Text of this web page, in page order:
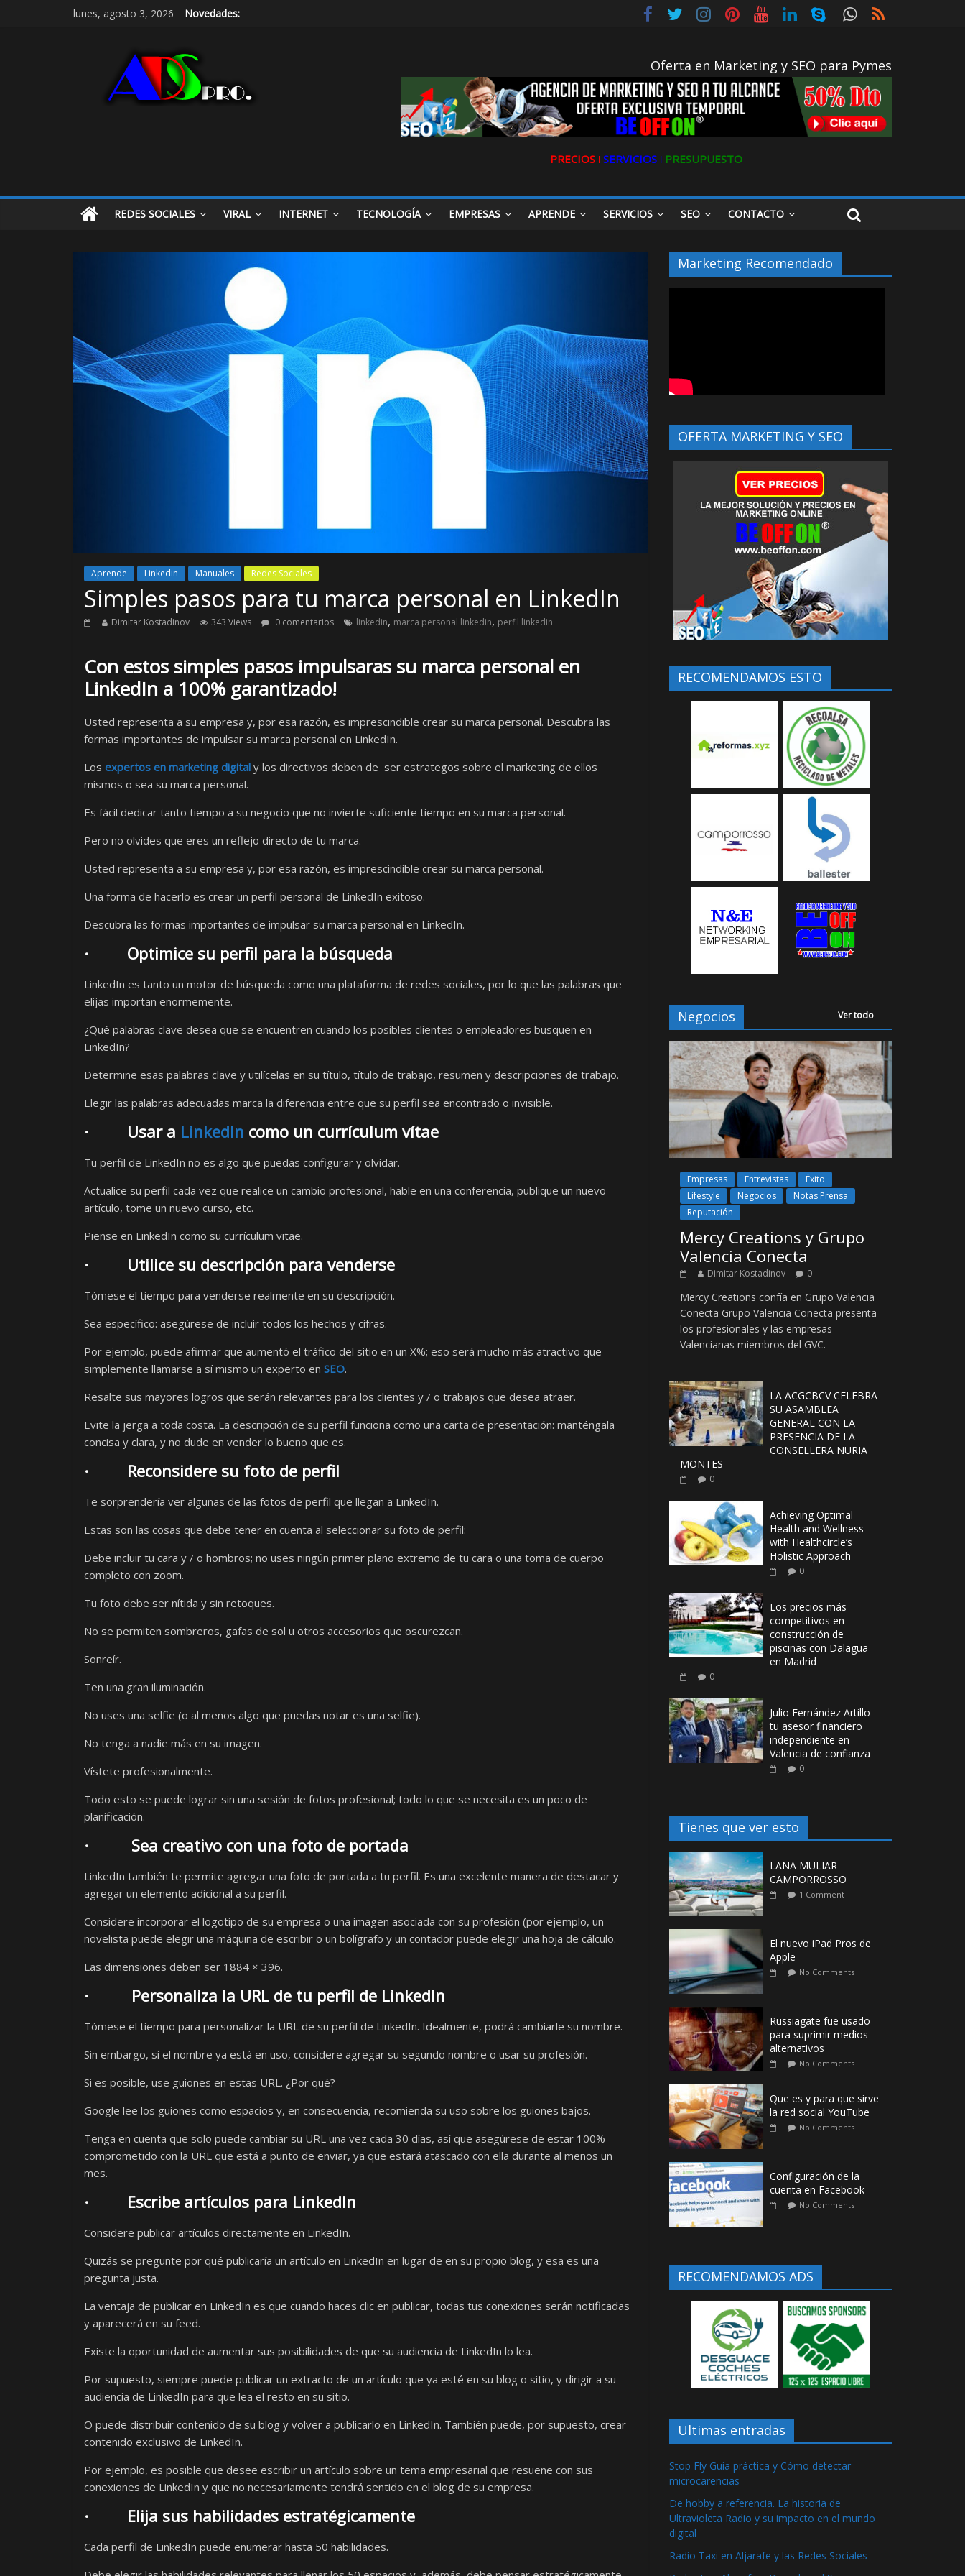
lunes, agosto 3, 2026 Novedades:
Oferta en Marketing y SEO para Pymes
PRECIOS ǀ SERVICIOS ǀ PRESUPUESTO
REDES SOCIALES VIRAL INTERNET TECNOLOGÍA EMPRESAS APRENDE SERVICIOS SEO CONTACTO
Aprende Linkedin Manuales Redes Sociales
Simples pasos para tu marca personal en LinkedIn
Dimitar Kostadinov 343 Views 0 comentarios linkedin, marca personal linkedin, perfil linkedin
Con estos simples pasos impulsaras su marca personal en
LinkedIn a 100% garantizado!
Usted representa a su empresa y, por esa razón, es imprescindible crear su marca personal. Descubra las
formas importantes de impulsar su marca personal en LinkedIn.
Los expertos en marketing digital y los directivos deben de ser estrategos sobre el marketing de ellos
mismos o sea su marca personal.
Es fácil dedicar tanto tiempo a su negocio que no invierte suficiente tiempo en su marca personal.
Pero no olvides que eres un reflejo directo de tu marca.
Usted representa a su empresa y, por esa razón, es imprescindible crear su marca personal.
Una forma de hacerlo es crear un perfil personal de LinkedIn exitoso.
Descubra las formas importantes de impulsar su marca personal en LinkedIn.
· Optimice su perfil para la búsqueda
LinkedIn es tanto un motor de búsqueda como una plataforma de redes sociales, por lo que las palabras que
elijas importan enormemente.
¿Qué palabras clave desea que se encuentren cuando los posibles clientes o empleadores busquen en
LinkedIn?
Determine esas palabras clave y utilícelas en su título, título de trabajo, resumen y descripciones de trabajo.
Elegir las palabras adecuadas marca la diferencia entre que su perfil sea encontrado o invisible.
· Usar a LinkedIn como un currículum vítae
Tu perfil de LinkedIn no es algo que puedas configurar y olvidar.
Actualice su perfil cada vez que realice un cambio profesional, hable en una conferencia, publique un nuevo
artículo, tome un nuevo curso, etc.
Piense en LinkedIn como su currículum vitae.
· Utilice su descripción para venderse
Tómese el tiempo para venderse realmente en su descripción.
Sea específico: asegúrese de incluir todos los hechos y cifras.
Por ejemplo, puede afirmar que aumentó el tráfico del sitio en un X%; eso será mucho más atractivo que
simplemente llamarse a sí mismo un experto en SEO.
Resalte sus mayores logros que serán relevantes para los clientes y / o trabajos que desea atraer.
Evite la jerga a toda costa. La descripción de su perfil funciona como una carta de presentación: manténgala
concisa y clara, y no dude en vender lo bueno que es.
· Reconsidere su foto de perfil
Te sorprendería ver algunas de las fotos de perfil que llegan a LinkedIn.
Estas son las cosas que debe tener en cuenta al seleccionar su foto de perfil:
Debe incluir tu cara y / o hombros; no uses ningún primer plano extremo de tu cara o una toma de cuerpo
completo con zoom.
Tu foto debe ser nítida y sin retoques.
No se permiten sombreros, gafas de sol u otros accesorios que oscurezcan.
Sonreír.
Ten una gran iluminación.
No uses una selfie (o al menos algo que puedas notar es una selfie).
No tenga a nadie más en su imagen.
Vístete profesionalmente.
Todo esto se puede lograr sin una sesión de fotos profesional; todo lo que se necesita es un poco de
planificación.
· Sea creativo con una foto de portada
LinkedIn también te permite agregar una foto de portada a tu perfil. Es una excelente manera de destacar y
agregar un elemento adicional a su perfil.
Considere incorporar el logotipo de su empresa o una imagen asociada con su profesión (por ejemplo, un
novelista puede elegir una máquina de escribir o un bolígrafo y un contador puede elegir una hoja de cálculo.
Las dimensiones deben ser 1884 × 396.
· Personaliza la URL de tu perfil de LinkedIn
Tómese el tiempo para personalizar la URL de su perfil de LinkedIn. Idealmente, podrá cambiarle su nombre.
Sin embargo, si el nombre ya está en uso, considere agregar su segundo nombre o usar su profesión.
Si es posible, use guiones en estas URL. ¿Por qué?
Google lee los guiones como espacios y, en consecuencia, recomienda su uso sobre los guiones bajos.
Tenga en cuenta que solo puede cambiar su URL una vez cada 30 días, así que asegúrese de estar 100%
comprometido con la URL que está a punto de enviar, ya que estará atascado con ella durante al menos un
mes.
· Escribe artículos para LinkedIn
Considere publicar artículos directamente en LinkedIn.
Quizás se pregunte por qué publicaría un artículo en LinkedIn en lugar de en su propio blog, y esa es una
pregunta justa.
La ventaja de publicar en LinkedIn es que cuando haces clic en publicar, todas tus conexiones serán notificadas
y aparecerá en su feed.
Existe la oportunidad de aumentar sus posibilidades de que su audiencia de LinkedIn lo lea.
Por supuesto, siempre puede publicar un extracto de un artículo que ya esté en su blog o sitio, y dirigir a su
audiencia de LinkedIn para que lea el resto en su sitio.
O puede distribuir contenido de su blog y volver a publicarlo en LinkedIn. También puede, por supuesto, crear
contenido exclusivo de LinkedIn.
Por ejemplo, es posible que desee escribir un artículo sobre un tema empresarial que resuene con sus
conexiones de LinkedIn y que no necesariamente tendrá sentido en el blog de su empresa.
· Elija sus habilidades estratégicamente
Cada perfil de LinkedIn puede enumerar hasta 50 habilidades.
Marketing Recomendado
OFERTA MARKETING Y SEO
RECOMENDAMOS ESTO
Negocios Ver todo
Empresas Entrevistas
Éxito
Lifestyle
Negocios
Notas Prensa
Reputación
Mercy Creations y Grupo
Valencia Conecta
Dimitar Kostadinov 0
Mercy Creations confía en Grupo Valencia
Conecta Grupo Valencia Conecta presenta
los profesionales y las empresas
Valencianas miembros del GVC.
LA ACGCBCV CELEBRA
SU ASAMBLEA
GENERAL CON LA
PRESENCIA DE LA
CONSELLERA NURIA
MONTES
0
Achieving Optimal
Health and Wellness
with Healthcircle’s
Holistic Approach
0
Los precios más
competitivos en
construcción de
piscinas con Dalagua
en Madrid
0
Julio Fernández Artillo
tu asesor financiero
independiente en
Valencia de confianza
0
Tienes que ver esto
LANA MULIAR –
CAMPORROSSO
1 Comment
El nuevo iPad Pros de
Apple
No Comments
Russiagate fue usado
para suprimir medios
alternativos
No Comments
Que es y para que sirve
la red social YouTube
No Comments
Configuración de la
cuenta en Facebook
No Comments
RECOMENDAMOS ADS
Ultimas entradas
Stop Fly Guía práctica y Cómo detectar
microcarencias
De hobby a referencia. La historia de
Ultravioleta Radio y su impacto en el mundo
digital
Radio Taxi en Aljarafe y las Redes Sociales